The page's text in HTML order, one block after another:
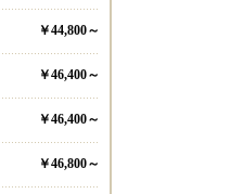
￥44,800～
￥46,400～
￥46,400～
￥46,800～